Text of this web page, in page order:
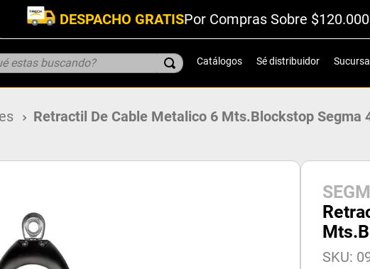
DESPACHO GRATISPor Compras Sobre
buscando? Catálogos Sé distribuidor
Retractil De Cable Metalico 6 Mts.Blockstop Segma
SKU: